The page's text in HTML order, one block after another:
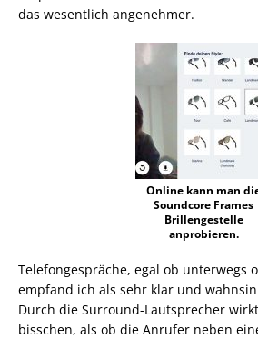
das wesentlich angenehmer.
Online kann man
Soundcore Frames
Brillengestelle
anprobieren.
Telefongespräche, egal ob unterwegs
empfand ich als sehr klar und
Durch die Surround-Lautsprecher
bisschen, als ob die Anrufer neben